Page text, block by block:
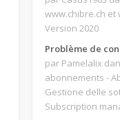
www.chibre.ch et
Version 2020
par Pamelalix
abonnements -
Gestione delle
Subscription